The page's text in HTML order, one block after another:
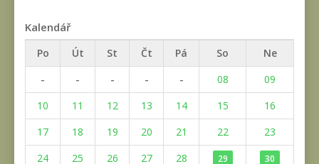
Kalendář
Po Út St Čt Pá So
Ne
-
- - - - 08
09
10
11 12 13 14 15
16
17
18 19 20 21 22
23
24
25 26 27 28 29 30